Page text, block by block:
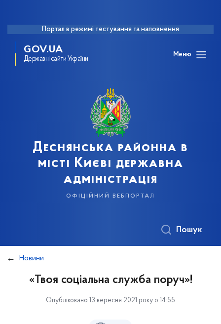
Портал в режимі тестування та наповнення
GOV.UA
Державні сайти України
Меню
Деснянська районна в
місті Києві державна
адміністрація
офіційний вебпортал
Пошук
Новини
«Твоя соціальна служба поруч»!
Опубліковано 13 вересня 2021 року о 14:55